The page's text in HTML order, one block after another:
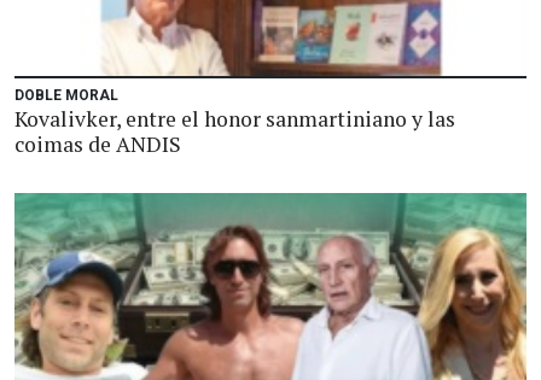
DOBLE MORAL
Kovalivker, entre el honor sanmartiniano y las
coimas de ANDIS